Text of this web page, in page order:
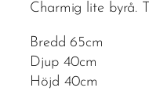
Charmig lite byrå.
Bredd 65cm
Djup 40cm
Höjd 40cm